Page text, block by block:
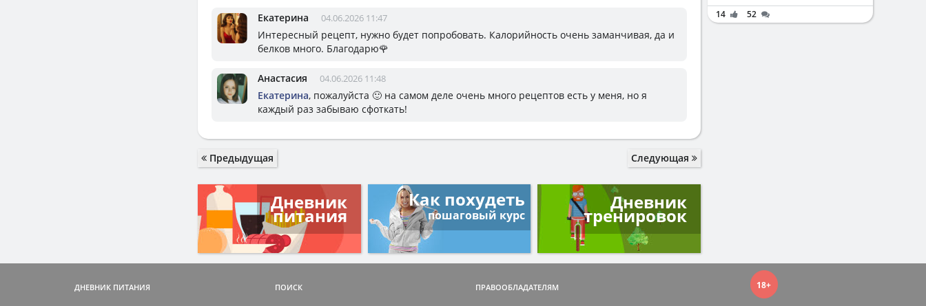
Екатерина 04.06.2026 11:47
Интересный рецепт, нужно будет попробовать. Калорийность очень заманчивая, да и
белков много. Благодарю🌹
Анастасия 04.06.2026 11:48
Екатерина, пожалуйста 🙂 на самом деле очень много рецептов есть у меня, но я
каждый раз забываю сфоткать!
Предыдущая Следующая
Дневник
питания
Как похудеть
пошаговый курс
Дневник
тренировок
14 52
ДНЕВНИК ПИТАНИЯ ПОИСК ПРАВООБЛАДАТЕЛЯМ 18+